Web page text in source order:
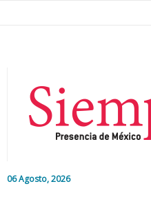
06 Agosto, 2026